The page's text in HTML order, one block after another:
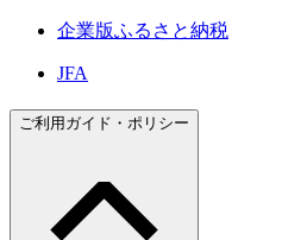
企業版ふるさと納税
JFA
ご利用ガイド・ポリシー